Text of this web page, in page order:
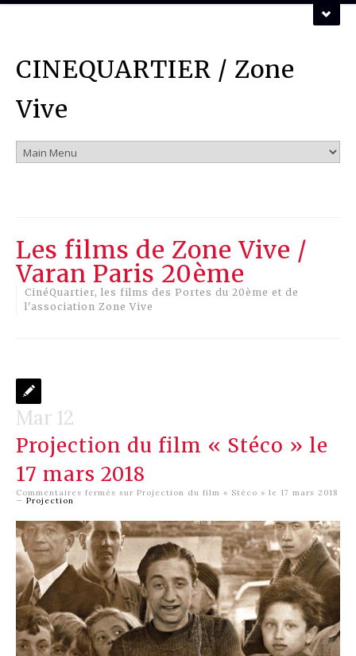
Vous pouvez nous contacter par mail : mail
CINEQUARTIER / Zone
Vive
Les films de Zone Vive /
Varan Paris 20ème
CinéQuartier, les films des Portes du 20ème et de
l'association Zone Vive
Mar 12
Projection du film « Stéco » le
17 mars 2018
Commentaires fermés sur Projection du film « Stéco » le 17 mars 2018
— Projection